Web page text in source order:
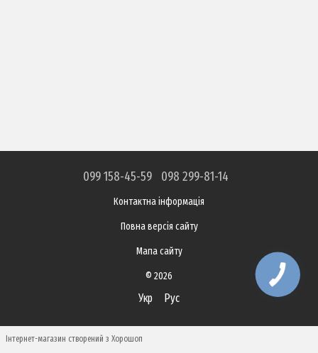
099 158-45-59 098 299-81-14
Контактна інформація
Повна версія сайту
Мапа сайту
© 2026
Укр Рус
Інтернет-магазин створений з Хорошоп